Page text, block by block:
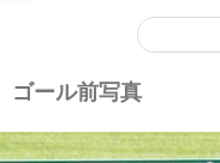
ゴール前写真